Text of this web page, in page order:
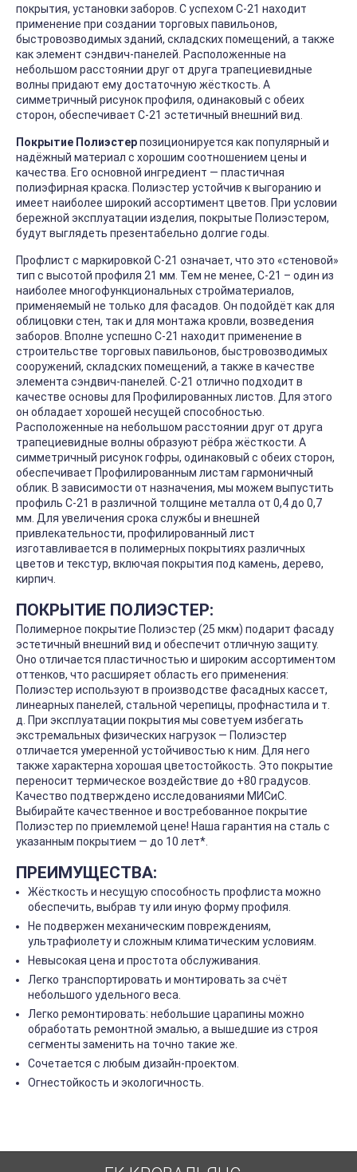
покрытия, установки заборов. С успехом С-21 находит
применение при создании торговых павильонов,
быстровозводимых зданий, складских помещений, а также
как элемент сэндвич-панелей. Расположенные на
небольшом расстоянии друг от друга трапециевидные
волны придают ему достаточную жёсткость. А
симметричный рисунок профиля, одинаковый с обеих
сторон, обеспечивает С-21 эстетичный внешний вид.
Покрытие Полиэстерпозиционируется как популярный и
надёжный материал с хорошим соотношением цены и
качества. Его основной ингредиент — пластичная
полиэфирная краска. Полиэстер устойчив к выгоранию и
имеет наиболее широкий ассортимент цветов. При условии
бережной эксплуатации изделия, покрытые Полиэстером,
будут выглядеть презентабельно долгие годы.
Профлист с маркировкой С-21 означает, что это «стеновой»
тип с высотой профиля 21 мм. Тем не менее, С-21 – один из
наиболее многофункциональных стройматериалов,
применяемый не только для фасадов. Он подойдёт как для
облицовки стен, так и для монтажа кровли, возведения
заборов. Вполне успешно С-21 находит применение в
строительстве торговых павильонов, быстровозводимых
сооружений, складских помещений, а также в качестве
элемента сэндвич-панелей. С-21 отлично подходит в
качестве основы для Профилированных листов. Для этого
он обладает хорошей несущей способностью.
Расположенные на небольшом расстоянии друг от друга
трапециевидные волны образуют рёбра жёсткости. А
симметричный рисунок гофры, одинаковый с обеих сторон,
обеспечивает Профилированным листам гармоничный
облик. В зависимости от назначения, мы можем выпустить
профиль С-21 в различной толщине металла от 0,4 до 0,7
мм. Для увеличения срока службы и внешней
привлекательности, профилированный лист
изготавливается в полимерных покрытиях различных
цветов и текстур, включая покрытия под камень, дерево,
кирпич.
ПОКРЫТИЕ ПОЛИЭСТЕР:
Полимерное покрытие Полиэстер (25 мкм) подарит фасаду
эстетичный внешний вид и обеспечит отличную защиту.
Оно отличается пластичностью и широким ассортиментом
оттенков, что расширяет область его применения:
Полиэстер используют в производстве фасадных кассет,
линеарных панелей, стальной черепицы, профнастила и т.
д. При эксплуатации покрытия мы советуем избегать
экстремальных физических нагрузок — Полиэстер
отличается умеренной устойчивостью к ним. Для него
также характерна хорошая цветостойкость. Это покрытие
переносит термическое воздействие до +80 градусов.
Качество подтверждено исследованиями МИСиС.
Выбирайте качественное и востребованное покрытие
Полиэстер по приемлемой цене! Наша гарантия на сталь с
указанным покрытием — до 10 лет*.
ПРЕИМУЩЕСТВА:
Жёсткость и несущую способность профлиста можно
обеспечить, выбрав ту или иную форму профиля.
Не подвержен механическим повреждениям,
ультрафиолету и сложным климатическим условиям.
Невысокая цена и простота обслуживания.
Легко транспортировать и монтировать за счёт
небольшого удельного веса.
Легко ремонтировать: небольшие царапины можно
обработать ремонтной эмалью, а вышедшие из строя
сегменты заменить на точно такие же.
Сочетается с любым дизайн-проектом.
Огнестойкость и экологичность.